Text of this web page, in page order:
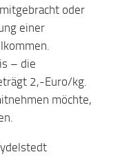
oder
einer
– die
2,-Euro/kg.
möchte,